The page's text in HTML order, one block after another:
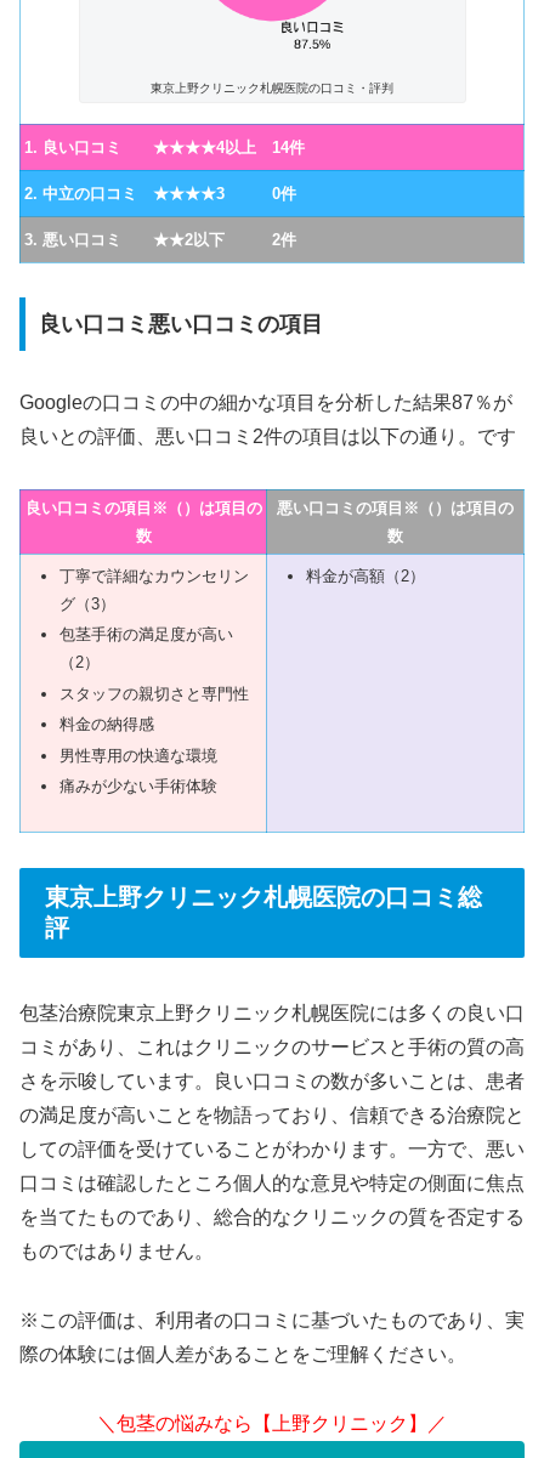
東京上野クリニック札幌医院の口コミ・評判
1. 良い口コミ ★★★★4以上 14件
2. 中立の口コミ ★★★★3 0件
3. 悪い口コミ ★★2以下 2件
良い口コミ悪い口コミの項目
Googleの口コミの中の細かな項目を分析した結果87％が
良いとの評価、悪い口コミ2件の項目は以下の通り。です
良い口コミの項目※（）は項目の
数
悪い口コミの項目※（）は項目の
数
丁寧で詳細なカウンセリン
グ（3）
包茎手術の満足度が高い
（2）
スタッフの親切さと専門性
料金の納得感
男性専用の快適な環境
痛みが少ない手術体験
料金が高額（2）
東京上野クリニック札幌医院の口コミ総
評
包茎治療院東京上野クリニック札幌医院には多くの良い口
コミがあり、これはクリニックのサービスと手術の質の高
さを示唆しています。良い口コミの数が多いことは、患者
の満足度が高いことを物語っており、信頼できる治療院と
しての評価を受けていることがわかります。一方で、悪い
口コミは確認したところ個人的な意見や特定の側面に焦点
を当てたものであり、総合的なクリニックの質を否定する
ものではありません。
※この評価は、利用者の口コミに基づいたものであり、実
際の体験には個人差があることをご理解ください。
＼包茎の悩みなら【上野クリニック】／